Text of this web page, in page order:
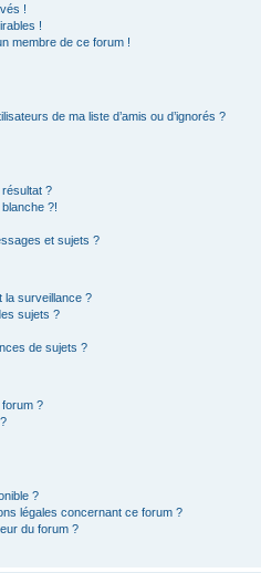
!
!
membre de ce forum !
de ma liste d’amis ou d’ignorés ?
?
?!
et sujets ?
la surveillance ?
sujets ?
de sujets ?
?
?
légales concernant ce forum ?
du forum ?